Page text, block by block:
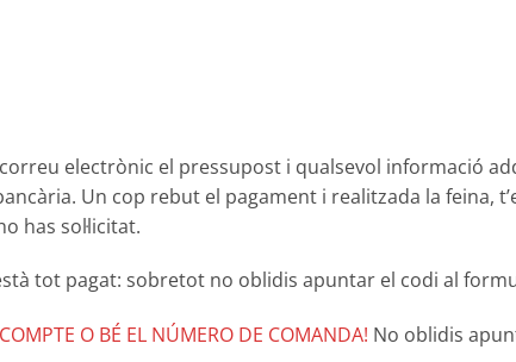
electrònic el pressupost i qualsevol informació
Un cop rebut el pagament i realitzada la feina,
has sol·licitat.
tot pagat: sobretot no oblidis apuntar el codi al
O BÉ EL NÚMERO DE COMANDA! No oblidis